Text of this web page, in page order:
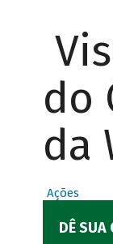
do
da
Ações
DÊ SUA